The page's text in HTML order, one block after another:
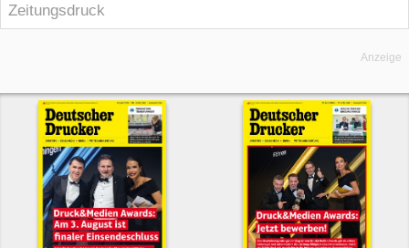
Zeitungsdruck
Anzeige